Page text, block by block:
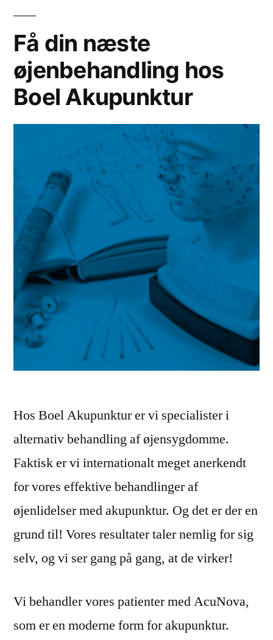
Få din næste
øjenbehandling hos
Boel Akupunktur
Hos Boel Akupunktur er vi specialister i
alternativ behandling af øjensygdomme.
Faktisk er vi internationalt meget anerkendt
for vores effektive behandlinger af
øjenlidelser med akupunktur. Og det er der en
grund til! Vores resultater taler nemlig for sig
selv, og vi ser gang på gang, at de virker!
Vi behandler vores patienter med AcuNova,
som er en moderne form for akupunktur.